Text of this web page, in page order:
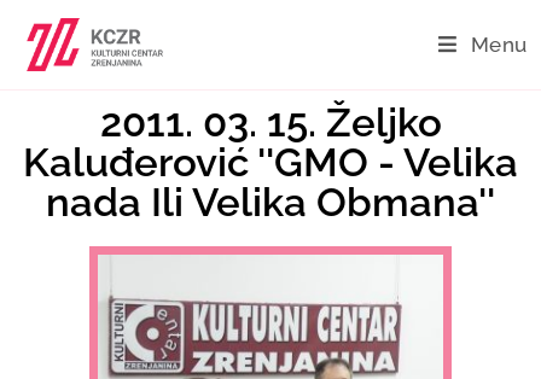
Menu
2011. 03. 15. Željko
Kaluđerović ''GMO - Velika
nada Ili Velika Obmana''